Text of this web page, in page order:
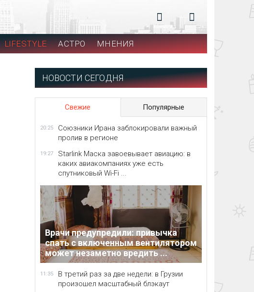
LIFESTYLE АСТРО МНЕНИЯ
НОВОСТИ СЕГОДНЯ
Свежие Популярные
20:25
Союзники Ирана заблокировали важный
пролив в регионе
19:27
Starlink Маска завоевывает авиацию: в
каких авиакомпаниях уже есть
спутниковый Wi-Fi ...
Врачи предупредили: привычка
спать с включенным вентилятором
может незаметно вредить ...
11:35
В третий раз за две недели: в Грузии
произошел масштабный блэкаут